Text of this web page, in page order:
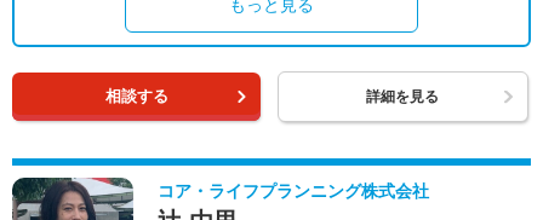
もっと見る
相談する 詳細を見る
コア・ライフプランニング株式会社